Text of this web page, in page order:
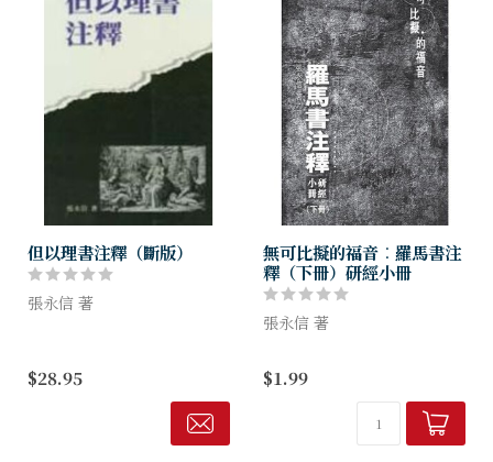
但以理書注釋（斷版）
張永信 著
力作，他以結構／形式／背
景、「注釋」及「神學意義」
三部曲，逐章逐節的去闡釋本
$28.95
無可比擬的福音︰羅馬書注
釋（下冊）研經小冊
張永信 著
經之用。
$1.99